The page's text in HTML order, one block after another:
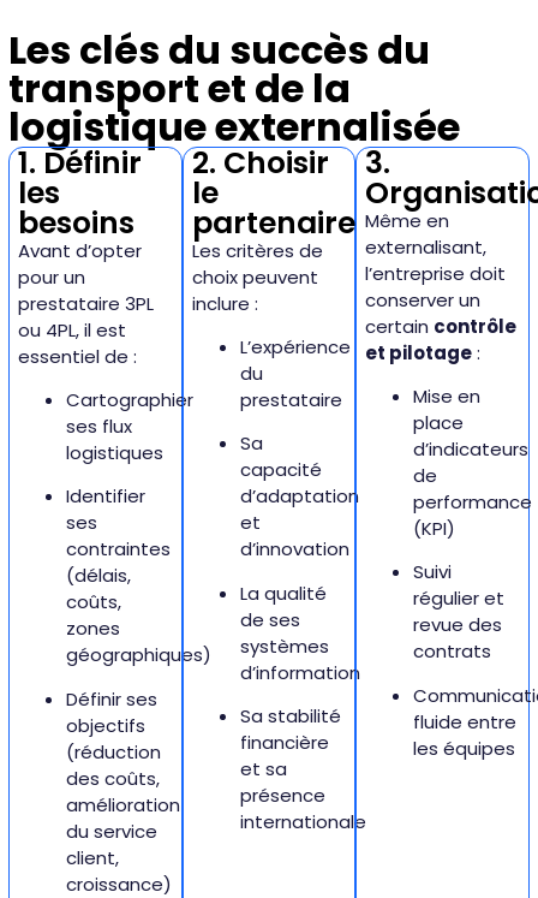
Les clés du succès du
transport et de la
logistique externalisée
1. Définir
les
besoins
Avant d’opter
pour un
prestataire 3PL
ou 4PL, il est
essentiel de :
Cartographier
ses flux
logistiques
Identifier
ses
contraintes
(délais,
coûts,
zones
géographiques)
Définir ses
objectifs
(réduction
des coûts,
amélioration
du service
client,
croissance)
2. Choisir
le
partenaire
Les critères de
choix peuvent
inclure :
L’expérience
du
prestataire
Sa
capacité
d’adaptation
et
d’innovation
La qualité
de ses
systèmes
d’information
Sa stabilité
financière
et sa
présence
internationale
3.
Même en
externalisant,
l’entreprise doit
conserver un
certain contrôle
et pilotage:
Mise en
place
d’indicateurs
de
performance
(KPI)
Suivi
régulier et
revue des
contrats
fluide entre
les équipes